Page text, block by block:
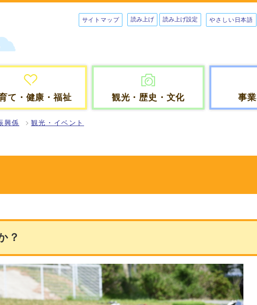
サイトマップ 読み上げ 読み上げ設定 やさしい日本語
て・健康・福祉 観光・歴史・文化 事
興係 観光・イベント
？